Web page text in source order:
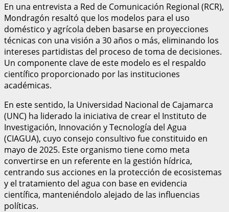
En una entrevista a Red de Comunicación Regional (RCR),
Mondragón resaltó que los modelos para el uso
doméstico y agrícola deben basarse en proyecciones
técnicas con una visión a 30 años o más, eliminando los
intereses partidistas del proceso de toma de decisiones.
Un componente clave de este modelo es el respaldo
científico proporcionado por las instituciones
académicas.
En este sentido, la Universidad Nacional de Cajamarca
(UNC) ha liderado la iniciativa de crear el Instituto de
Investigación, Innovación y Tecnología del Agua
(CIAGUA), cuyo consejo consultivo fue constituido en
mayo de 2025. Este organismo tiene como meta
convertirse en un referente en la gestión hídrica,
centrando sus acciones en la protección de ecosistemas
y el tratamiento del agua con base en evidencia
científica, manteniéndolo alejado de las influencias
políticas.